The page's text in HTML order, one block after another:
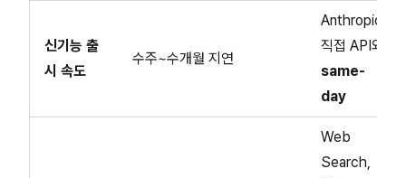
신기능 출
시 속도
수주~수개월 지연
Anthropic
직접 API와
same-
day
Web
Search,